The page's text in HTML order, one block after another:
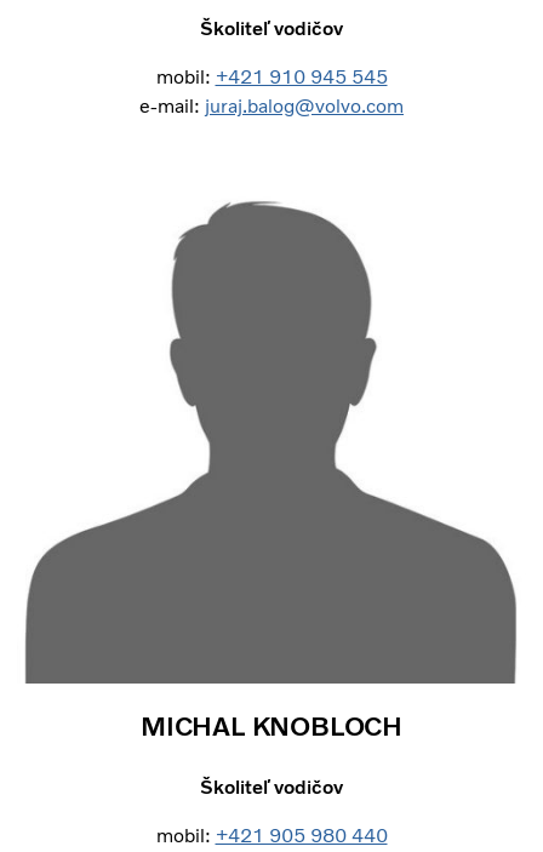
Školiteľ vodičov
mobil: +421 910 945 545
e-mail: juraj.balog@volvo.com
MICHAL KNOBLOCH
Školiteľ vodičov
mobil: +421 905 980 440